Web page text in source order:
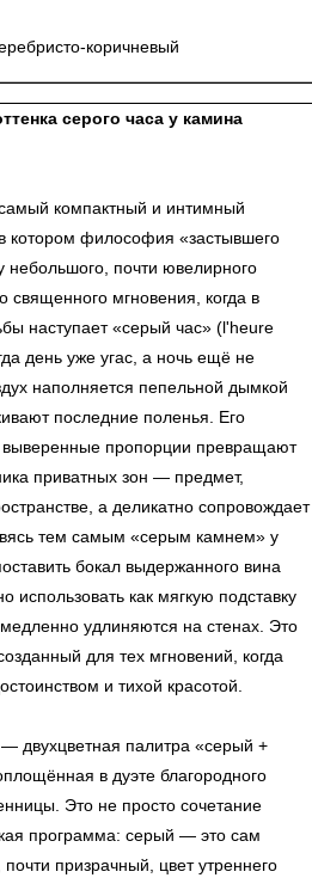
коричневый
серого часа у камина
компактный и интимный
котором философия «застывшего
почти ювелирного
священного мгновения, когда в
наступает «серый час» (l'heure
день уже угас, а ночь ещё не
наполняется пепельной дымкой
последние поленья. Его
выверенные пропорции превращают
приватных зон — предмет,
а деликатно сопровождает
тем самым «серым камнем» у
бокал выдержанного вина
использовать как мягкую подставку
удлиняются на стенах. Это
для тех мгновений, когда
и тихой красотой.
двухцветная палитра «серый +
в дуэте благородного
Это не просто сочетание
программа: серый — это сам
призрачный, цвет утреннего